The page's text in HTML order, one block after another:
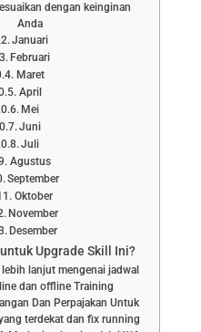
dengan keinginan
Anda
Januari
Februari
Maret
April
Mei
Juni
Juli
Agustus
September
Oktober
November
Desember
Upgrade Skill Ini?
lanjut mengenai jadwal
dan offline Training
Dan Perpajakan Untuk
terdekat dan fix running